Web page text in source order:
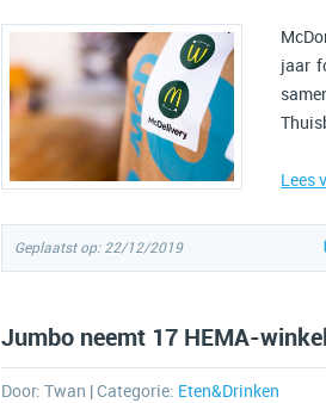
jaar
Lees
Geplaatst op: 22/12/2019
Jumbo neemt 17 HEMA-
Door: Twan | Categorie: Eten&Drinken